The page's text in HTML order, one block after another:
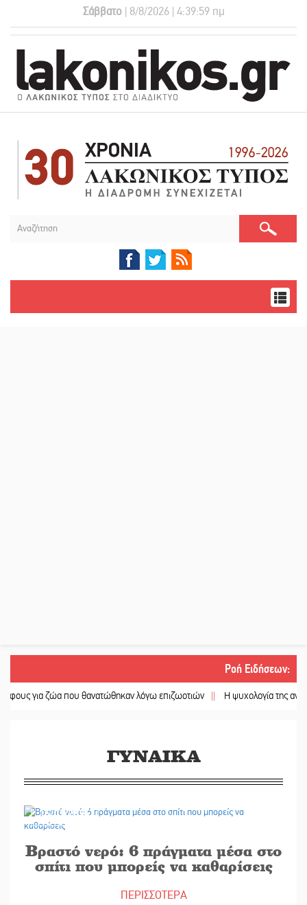
Σάββατο| 8/8/2026 | 4:40:00 πμ
Ροή Ειδήσεων:
ζώα που θανατώθηκαν λόγω επιζωοτιών || Η ψυχολογία της ανατροπής
ΓΥΝΑΙΚΑ
15/01/2025
Βραστό νερό: 6 πράγματα μέσα στο
σπίτι που μπορείς να καθαρίσεις
ΠΕΡΙΣΣΟΤΕΡΑ